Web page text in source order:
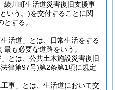
綾川町生活道災害復旧支援事
いう。)を交付することに関
する。
活道」とは、日常生活をする
最も必要な道路をいう。
とは、公共土木施設災害復旧
律第97号)第2条第1項に規定
事」とは、生活道において交